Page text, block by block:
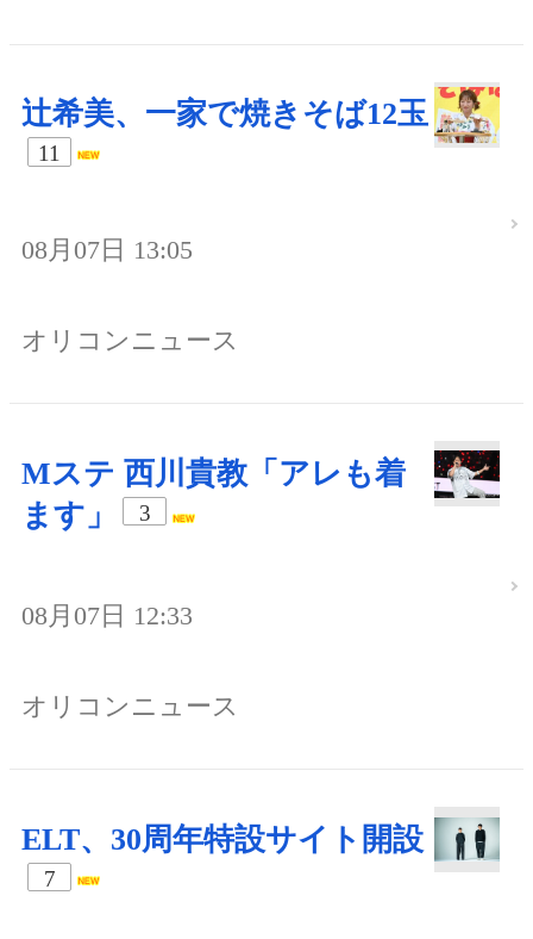
辻希美、一家で焼きそば12玉
11
08月07日 13:05
オリコンニュース
Mステ 西川貴教「アレも着
ます」
3
08月07日 12:33
オリコンニュース
ELT、30周年特設サイト開設
7